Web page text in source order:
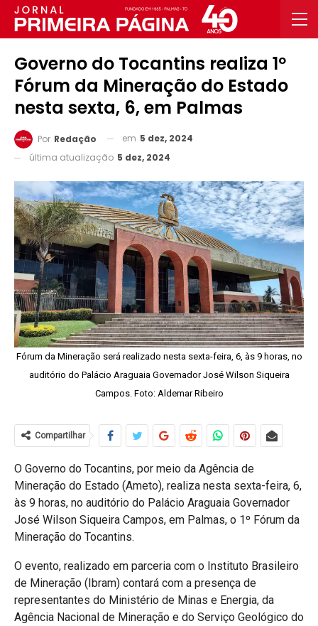
Governo do Tocantins realiza 1º
Fórum da Mineração do Estado
nesta sexta, 6, em Palmas
Por Redação em 5 dez, 2024
última atualização 5 dez, 2024
Fórum da Mineração será realizado nesta sexta-feira, 6, às 9 horas, no
auditório do Palácio Araguaia Governador José Wilson Siqueira
Campos. Foto: Aldemar Ribeiro
Compartilhar
O Governo do Tocantins, por meio da Agência de
Mineração do Estado (Ameto), realiza nesta sexta-feira, 6,
às 9 horas, no auditório do Palácio Araguaia Governador
José Wilson Siqueira Campos, em Palmas, o 1º Fórum da
Mineração do Tocantins.
O evento, realizado em parceria com o Instituto Brasileiro
de Mineração (Ibram) contará com a presença de
representantes do Ministério de Minas e Energia, da
Agência Nacional de Mineração e do Serviço Geológico do